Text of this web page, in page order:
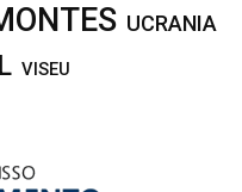
UCRANIA
VISEU